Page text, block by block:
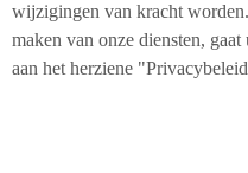
wijzigingen van kracht
maken van onze diensten,
aan het herziene